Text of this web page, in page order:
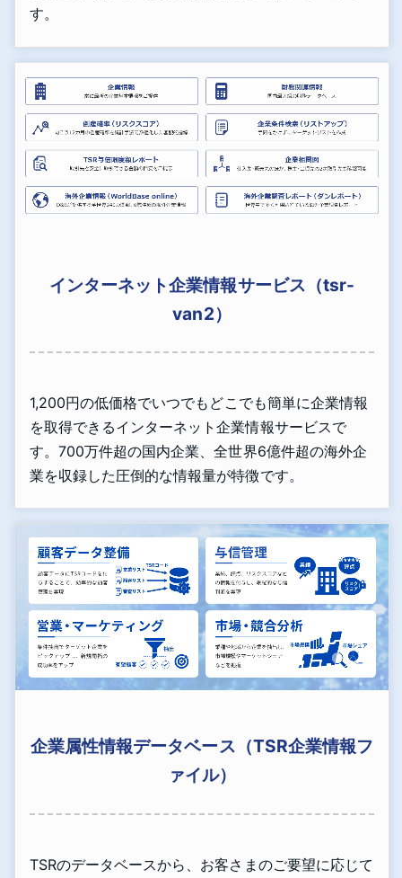
す。
インターネット企業情報サービス（tsr-
van2）
1,200円の低価格でいつでもどこでも簡単に企業情報
を取得できるインターネット企業情報サービスで
す。700万件超の国内企業、全世界6億件超の海外企
業を収録した圧倒的な情報量が特徴です。
企業属性情報データベース（TSR企業情報フ
ァイル）
TSRのデータベースから、お客さまのご要望に応じて